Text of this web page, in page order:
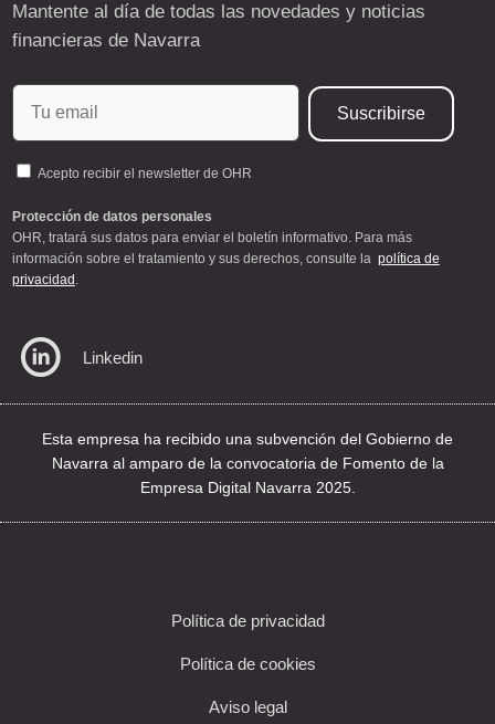
Mantente al día de todas las novedades y noticias
financieras de Navarra
Acepto recibir el newsletter de OHR
Protección de datos personales
OHR, tratará sus datos para enviar el boletín informativo. Para más
información sobre el tratamiento y sus derechos, consulte la política de
privacidad .
Linkedin
Esta empresa ha recibido una subvención del Gobierno de
Navarra al amparo de la convocatoria de Fomento de la
Empresa Digital Navarra 2025.
Política de privacidad
Política de cookies
Aviso legal